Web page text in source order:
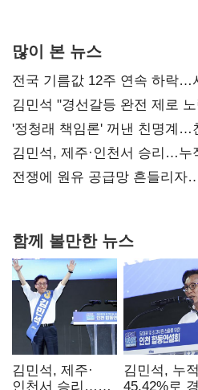
많이 본 뉴스
전국 기름값 12주 연속 하락…
김민석 "경선갈등 완전 제로
사과부터"
'정청래 책임론' 꺼낸 친명계…
때리기
김민석, 제주·인천서 승리…누
탈환'(종합)
전쟁에 원유 공급망 흔들리자
함께 볼만한 뉴스
김민석, 제주·
인천서 승리…
김민석, 누적
45.42%로